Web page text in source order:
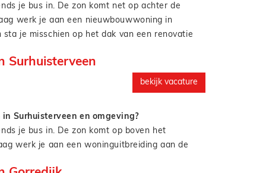
of samen met een collega, maar altijd met
vakmanschap. En het mooie? Je werkt lekker
je zit ’s avonds gewoon weer aan tafel met een
je bus in. De zon komt net op achter de
werk je aan een nieuwbouwwoning in
sta je misschien op het dak van een renovatie
je plinten in een twee onder één kapper in
of met een collega, maar altijd met plezier,
voor het vak. En het mooiste? Je werkt gewoon
je bent ’s avonds op tijd thuis voor de
Surhuisterveen
bekijk vacature
Surhuisterveen en omgeving?
je bus in. De zon komt op boven het
werk je aan een woninguitbreiding aan de